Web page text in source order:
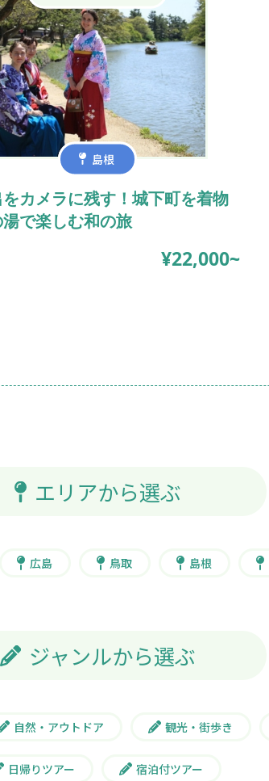
島根
カメラに残す！城下町を着物
湯で楽しむ和の旅
¥22,000~
エリアから選ぶ
広島 鳥取 島根
ジャンルから選ぶ
自然・アウトドア 観光・街歩き
日帰りツアー 宿泊付ツアー